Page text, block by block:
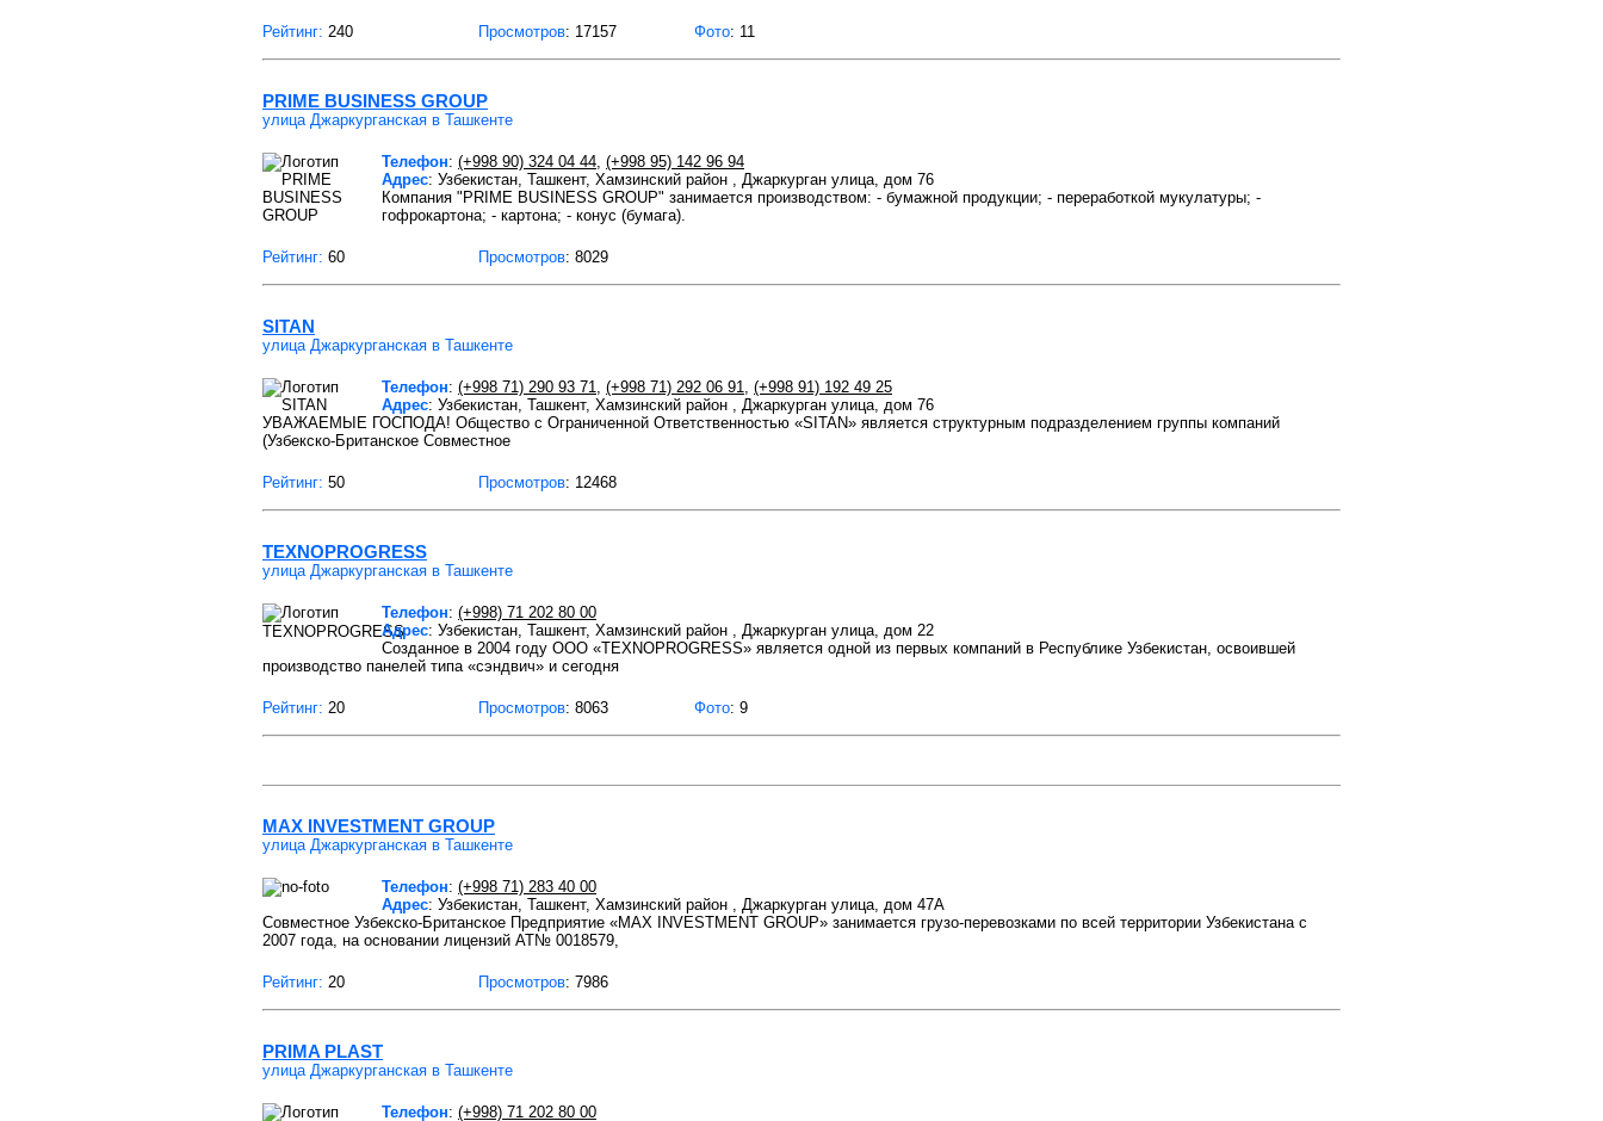
Рейтинг: 240 Просмотров: 17157 Фото: 11
PRIME BUSINESS GROUP
улица Джаркурганская в Ташкенте
Телефон: (+998 90) 324 04 44, (+998 95) 142 96 94
Адрес: Узбекистан, Ташкент, Хамзинский район , Джаркурган улица, дом 76
Компания "PRIME BUSINESS GROUP" занимается производством: - бумажной продукции; - переработкой мукулатуры; -
гофрокартона; - картона; - конус (бумага).
Рейтинг: 60 Просмотров: 8029
SITAN
улица Джаркурганская в Ташкенте
Телефон: (+998 71) 290 93 71, (+998 71) 292 06 91, (+998 91) 192 49 25
Адрес: Узбекистан, Ташкент, Хамзинский район , Джаркурган улица, дом 76
УВАЖАЕМЫЕ ГОСПОДА! Общество с Ограниченной Ответственностью «SITAN» является структурным подразделением группы компаний
(Узбекско-Британское Совместное
Рейтинг: 50 Просмотров: 12468
TEXNOPROGRESS
улица Джаркурганская в Ташкенте
Телефон: (+998) 71 202 80 00
Адрес: Узбекистан, Ташкент, Хамзинский район , Джаркурган улица, дом 22
Созданное в 2004 году ООО «TEXNOPROGRESS» является одной из первых компаний в Республике Узбекистан, освоившей
производство панелей типа «сэндвич» и сегодня
Рейтинг: 20 Просмотров: 8063 Фото: 9
MAX INVESTMENT GROUP
улица Джаркурганская в Ташкенте
Телефон: (+998 71) 283 40 00
Адрес: Узбекистан, Ташкент, Хамзинский район , Джаркурган улица, дом 47А
Совместное Узбекско-Британское Предприятие «MAX INVESTMENT GROUP» занимается грузо-перевозками по всей территории Узбекистана с
2007 года, на основании лицензий АТ№ 0018579,
Рейтинг: 20 Просмотров: 7986
PRIMA PLAST
улица Джаркурганская в Ташкенте
Телефон: (+998) 71 202 80 00